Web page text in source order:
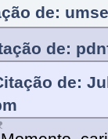
de:
de:
de: